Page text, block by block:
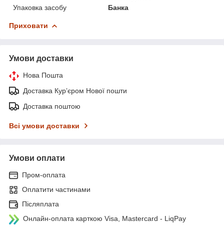
Упаковка засобу
Банка
Приховати
Умови доставки
Нова Пошта
Доставка Курʼєром Нової пошти
Доставка поштою
Всі умови доставки
Умови оплати
Пром-оплата
Оплатити частинами
Післяплата
Онлайн-оплата карткою Visa, Mastercard - LiqPay